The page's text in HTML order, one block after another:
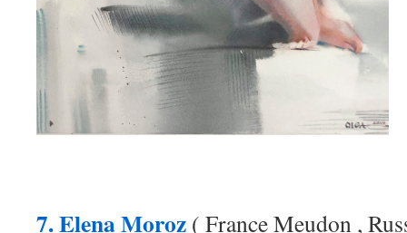
7. Elena Moroz ( France Meudon ,